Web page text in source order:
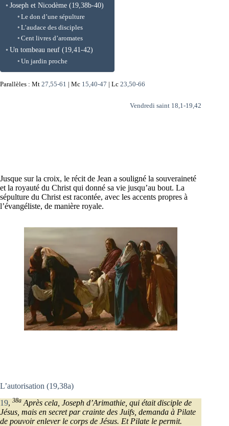
Joseph et Nicodème (19,38b-40)
Le don d’une sépulture
L’audace des disciples
Cent livres d’aromates
Un tombeau neuf (19,41-42)
Un jardin proche
Parallèles : Mt 27,55-61 | Mc 15,40-47 | Lc 23,50-66
Vendredi saint 18,1-19,42
Jusque sur la croix, le récit de Jean a souligné la souveraineté
et la royauté du Christ qui donné sa vie jusqu’au bout. La
sépulture du Christ est racontée, avec les accents propres à
l’évangéliste, de manière royale.
L’autorisation (19,38a)
19, 38a Après cela, Joseph d’Arimathie, qui était disciple de
Jésus, mais en secret par crainte des Juifs, demanda à Pilate
de pouvoir enlever le corps de Jésus. Et Pilate le permit.